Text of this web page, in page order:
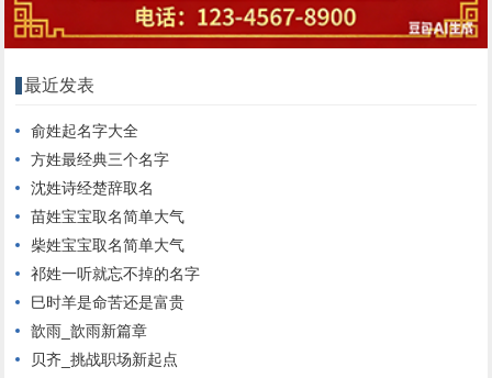
最近发表
俞姓起名字大全
方姓最经典三个名字
沈姓诗经楚辞取名
苗姓宝宝取名简单大气
柴姓宝宝取名简单大气
祁姓一听就忘不掉的名字
巳时羊是命苦还是富贵
歆雨_歆雨新篇章
贝齐_挑战职场新起点